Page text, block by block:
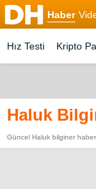
Haber
Hız Testi Kripto
Haluk
Güncel Haluk bilginer